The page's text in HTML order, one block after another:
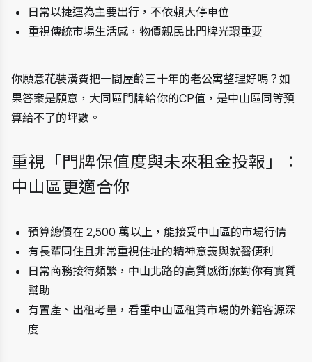
日常以捷運為主要出行，不依賴大停車位
重視傳統市場生活感，物價親民比門牌光環重要
你願意花裝潢費把一間屋齡三十年的老公寓整理好嗎？如
果答案是願意，大同區門牌給你的CP值，是中山區同等預
算給不了的坪數。
重視「門牌保值度與未來租金投報」：
中山區更適合你
預算總價在 2,500 萬以上，能接受中山區的市場行情
有長輩同住且非常重視住址的精神意義與就醫便利
日常商務接待頻繁，中山北路的高質感街廓對你有實質
幫助
有置產、出租考量，看重中山區租賃市場的外籍客源深
度